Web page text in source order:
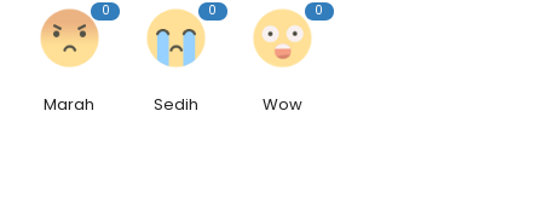
0
Marah
0
Sedih
0
Wow